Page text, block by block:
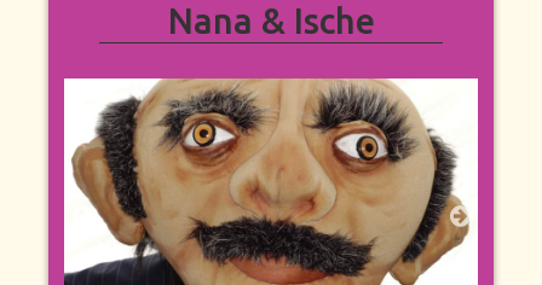
Nana & Ische